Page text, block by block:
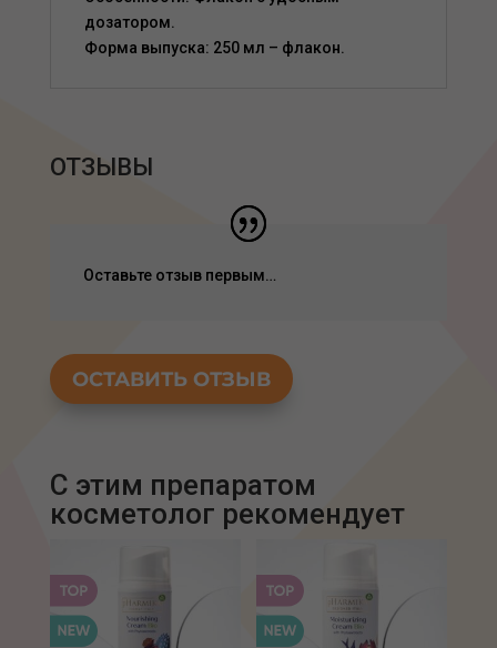
дозатором.
Форма выпуска: 250 мл – флакон.
ОТЗЫВЫ
Оставьте отзыв первым…
ОСТАВИТЬ ОТЗЫВ
С этим препаратом